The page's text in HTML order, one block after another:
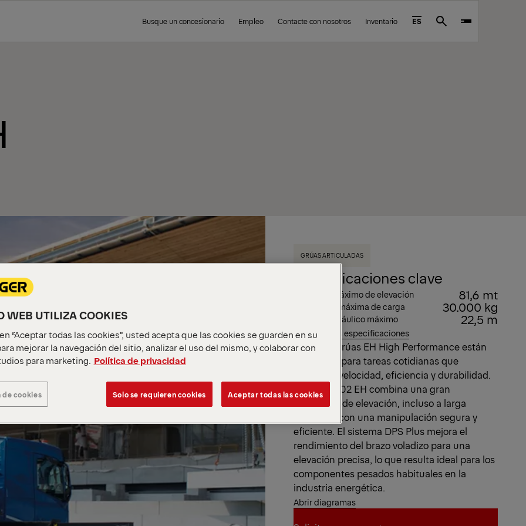
Busque un concesionario Empleo Contacte con nosotros Inventario ES Search
GRÚAS ARTICULADAS
Especificaciones clave
Momento máximo de elevación 81,6 mt
Capacidad máxima de carga 30.000 kg
Alcance hidráulico máximo 22,5 m
Ver todas las especificaciones
Nuestras grúas EH High Performance están
diseñadas para tareas cotidianas que
requieren velocidad, eficiencia y durabilidad.
La PK 88002 EH combina una gran
capacidad de elevación, incluso a larga
distancia, con una manipulación segura y
eficiente. El sistema DPS Plus mejora el
rendimiento del brazo voladizo para una
elevación precisa, lo que resulta ideal para los
componentes pesados habituales en la
industria energética.
Abrir diagramas
WEB UTILIZA COOKIES
“Aceptar todas las cookies”, usted acepta que las cookies se guarden en su
mejorar la navegación del sitio, analizar el uso del mismo, y colaborar con
para marketing. Política de privacidad
cookies Solo se requieren cookies Aceptar todas las cookies